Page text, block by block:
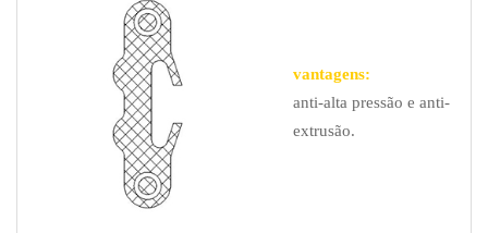
vantagens:
anti-alta pressão e anti-
extrusão.